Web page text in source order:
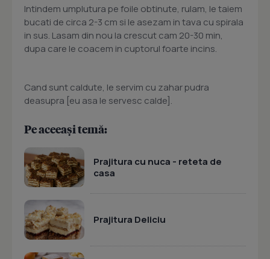
Intindem umplutura pe foile obtinute, rulam, le taiem
bucati de circa 2-3 cm si le asezam in tava cu spirala
in sus. Lasam din nou la crescut cam 20-30 min,
dupa care le coacem in cuptorul foarte incins.
Cand sunt caldute, le servim cu zahar pudra
deasupra [eu asa le servesc calde].
Pe aceeași temă:
Prajitura cu nuca - reteta de
casa
Prajitura Deliciu